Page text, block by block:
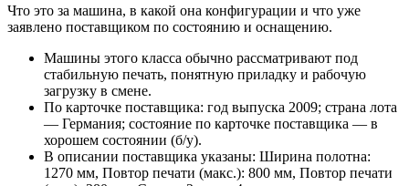
Что это за машина, в какой она конфигурации и что уже
заявлено поставщиком по состоянию и оснащению.
Машины этого класса обычно рассматривают под
стабильную печать, понятную приладку и рабочую
загрузку в смене.
По карточке поставщика: год выпуска 2009; страна лота
— Германия; состояние по карточке поставщика — в
хорошем состоянии (б/у).
В описании поставщика указаны: Ширина полотна:
1270 мм, Повтор печати (макс.): 800 мм, Повтор печати